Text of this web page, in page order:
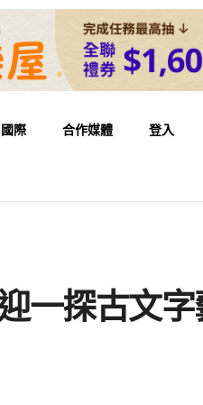
國際 合作媒體 登入
一探古文字